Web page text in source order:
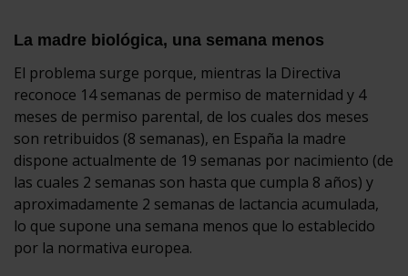
La madre biológica, una semana menos
El problema surge porque, mientras la Directiva
reconoce 14 semanas de permiso de maternidad y 4
meses de permiso parental, de los cuales dos meses
son retribuidos (8 semanas), en España la madre
dispone actualmente de 19 semanas por nacimiento (de
las cuales 2 semanas son hasta que cumpla 8 años) y
aproximadamente 2 semanas de lactancia acumulada,
lo que supone una semana menos que lo establecido
por la normativa europea.